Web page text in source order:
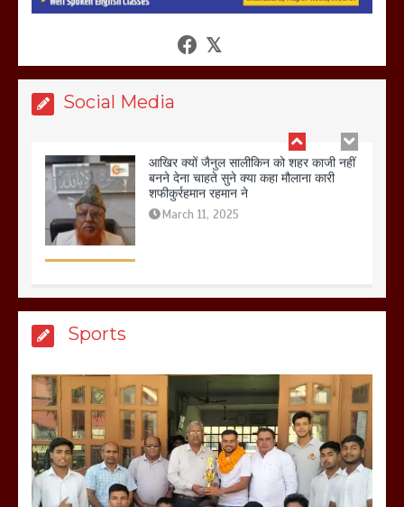
Social Media
आखिर क्यों जैनुल सालीकिन को शहर काजी नहीं
शफीकुर्रहमान रहमान ने
बिजली विभाग से परेशान होकर बागपत में एक संत
ने सरकार को दी आमरण अनशन की चेतावनी
March 8, 2025
होलिका रखने पर लात मार कर होलिका को किया
तहस नहस,मोहल्ले वालों के साथ की गई गाली
Sports